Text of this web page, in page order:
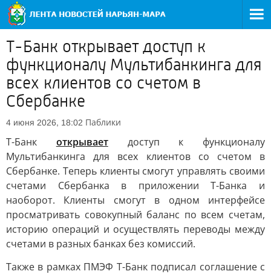
Т-Банк открывает доступ к
функционалу Мультибанкинга для
всех клиентов со счетом в
Сбербанке
4 июня 2026, 18:02 Паблики
Т-Банк открываетдоступ к функционалу
Мультибанкинга для всех клиентов со счетом в
Сбербанке. Теперь клиенты смогут управлять своими
счетами Сбербанка в приложении Т-Банка и
наоборот. Клиенты смогут в одном интерфейсе
просматривать совокупный баланс по всем счетам,
историю операций и осуществлять переводы между
счетами в разных банках без комиссий.
Также в рамках ПМЭФ Т-Банк подписал соглашение с